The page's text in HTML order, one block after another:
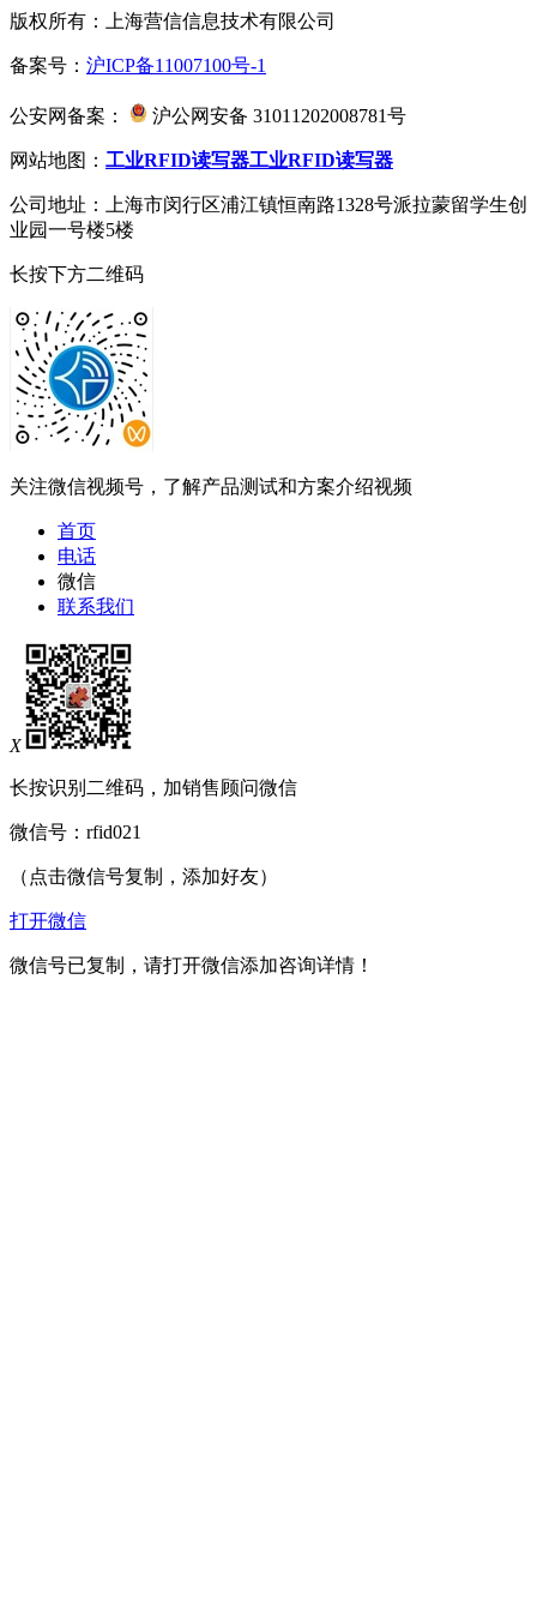
版权所有：上海营信信息技术有限公司
备案号： 沪ICP备11007100号-1
公安网备案： 沪公网安备 31011202008781号
网站地图： 工业RFID读写器工业RFID读写器
公司地址：上海市闵行区浦江镇恒南路1328号派拉蒙留学生创
业园一号楼5楼
长按下方二维码
关注微信视频号，了解产品测试和方案介绍视频
首页
电话
微信
联系我们
X
长按识别二维码，加销售顾问微信
微信号： rfid021
（点击微信号复制，添加好友）
打开微信
微信号已复制，请打开微信添加咨询详情！